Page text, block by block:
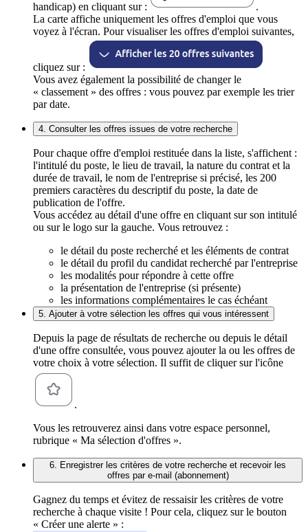
handicap) en cliquant sur :
.
La carte affiche uniquement les offres d'emploi que vous
voyez à l'écran. Pour visualiser les offres d'emploi suivantes,
cliquez sur :
Vous avez également la possibilité de changer le
« classement » des offres : vous pouvez par exemple les trier
par date.
4. Consulter les offres issues de votre recherche
Pour chaque offre d'emploi restituée dans la liste, s'affichent :
l'intitulé du poste, le lieu de travail, la nature du contrat et la
durée de travail, le nom de l'entreprise si précisé, les 200
premiers caractères du descriptif du poste, la date de
publication de l'offre.
Vous accédez au détail d'une offre en cliquant sur son intitulé
ou sur le logo sur la gauche. Vous retrouvez :
le détail du poste recherché et les éléments de contrat
le détail du profil du candidat recherché par l'entreprise
les modalités pour répondre à cette offre
la présentation de l'entreprise (si présente)
les informations complémentaires le cas échéant
5. Ajouter à votre sélection les offres qui vous intéressent
Depuis la page de résultats de recherche ou depuis le détail
d'une offre consultée, vous pouvez ajouter la ou les offres de
votre choix à votre sélection. Il suffit de cliquer sur l'icône
.
Vous les retrouverez ainsi dans votre espace personnel,
rubrique « Ma sélection d'offres ».
6. Enregistrer les critères de votre recherche et recevoir les
offres par e-mail (abonnement)
Gagnez du temps et évitez de ressaisir les critères de votre
recherche à chaque visite ! Pour cela, cliquez sur le bouton
« Créer une alerte » :